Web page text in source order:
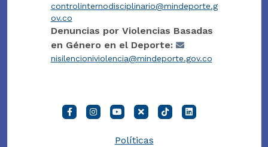
controlinternodisciplinario@mindeporte.g
ov.co
Denuncias por Violencias Basadas
en Género en el Deporte:
nisilencioniviolencia@mindeporte.gov.co
Políticas